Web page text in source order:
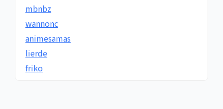
mbnbz
wannonc
animesamas
lierde
friko